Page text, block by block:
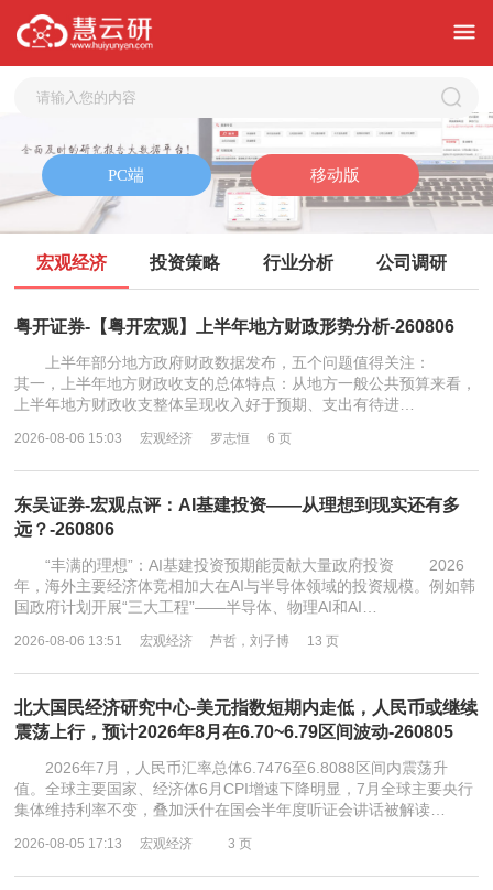
宏观经济 投资策略 行业分析 公司调研
粤开证券-【粤开宏观】上半年地方财政形势分析-260806
上半年部分地方政府财政数据发布，五个问题值得关注：
其一，上半年地方财政收支的总体特点：从地方一般公共预算来看，
上半年地方财政收支整体呈现收入好于预期、支出有待进…
2026-08-06 15:03 宏观经济 罗志恒 6 页
东吴证券-宏观点评：AI基建投资——从理想到现实还有多
远？-260806
“丰满的理想”：AI基建投资预期能贡献大量政府投资 2026
年，海外主要经济体竞相加大在AI与半导体领域的投资规模。例如韩
国政府计划开展“三大工程”——半导体、物理AI和AI…
2026-08-06 13:51 宏观经济 芦哲，刘子博 13 页
北大国民经济研究中心-美元指数短期内走低，人民币或继续
震荡上行，预计2026年8月在6.70~6.79区间波动-260805
2026年7月，人民币汇率总体6.7476至6.8088区间内震荡升
值。全球主要国家、经济体6月CPI增速下降明显，7月全球主要央行
集体维持利率不变，叠加沃什在国会半年度听证会讲话被解读…
2026-08-05 17:13 宏观经济 3 页